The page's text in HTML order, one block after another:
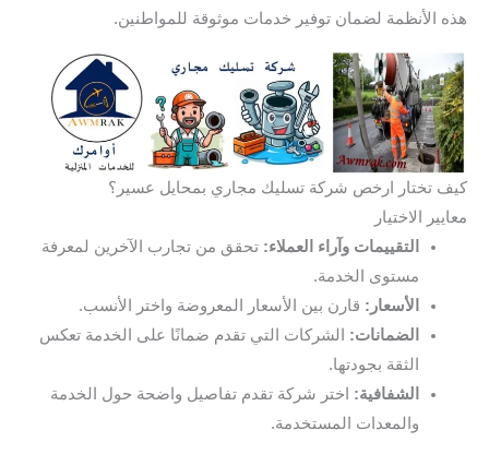
هذه الأنظمة لضمان توفير خدمات موثوقة للمواطنين.
كيف تختار ارخص شركة تسليك مجاري بمحايل عسير؟
معايير الاختيار
التقييمات وآراء العملاء: تحقق من تجارب الآخرين لمعرفة
مستوى الخدمة.
الأسعار: قارن بين الأسعار المعروضة واختر الأنسب.
الضمانات: الشركات التي تقدم ضمانًا على الخدمة تعكس
الثقة بجودتها.
الشفافية: اختر شركة تقدم تفاصيل واضحة حول الخدمة
والمعدات المستخدمة.